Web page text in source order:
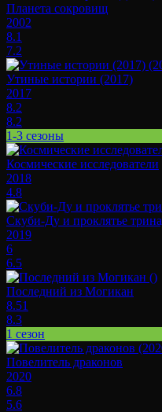
Планета сокровищ
2002
8.1
7.2
Утиные истории (2017)
2017
8.2
8.2
1-3 сезоны
Космические исследователи
2018
4.8
Скуби-Ду и проклятье
2019
6
6.5
Последний из Могикан
8.51
8.3
1 сезон
Повелитель драконов
2020
6.8
5.6